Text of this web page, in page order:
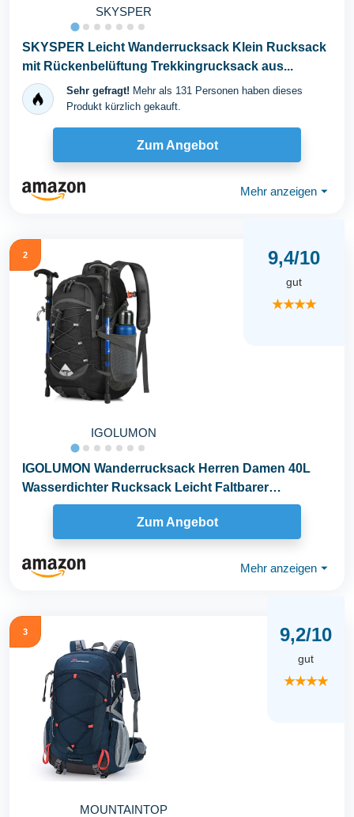
SKYSPER
SKYSPER Leicht Wanderrucksack Klein Rucksack
mit Rückenbelüftung Trekkingrucksack aus...
Sehr gefragt! Mehr als 131 Personen haben dieses
Produkt kürzlich gekauft.
Zum Angebot
Mehr anzeigen ⏷
2
IGOLUMON
9,4/10
gut
★★★★
IGOLUMON Wanderrucksack Herren Damen 40L
Wasserdichter Rucksack Leicht Faltbarer
Reiserucksack...
Zum Angebot
Mehr anzeigen ⏷
3
MOUNTAINTOP
9,2/10
gut
★★★★